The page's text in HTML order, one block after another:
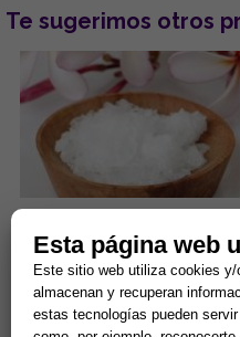
Te sugerimos otros
APROX. (Para limpieza y
protección)
El Alcanfor es utilizado para
limpieza y protección.
Depositar una pequeña
Esta página web
Este sitio web utiliza cookies
almacenan y recuperan
estas tecnologías pueden